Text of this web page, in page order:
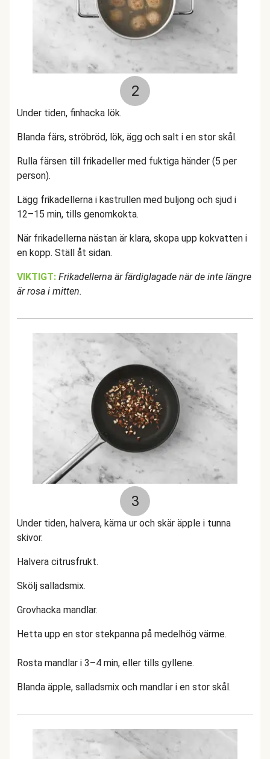
2
Under tiden, finhacka lök.
Blanda färs, ströbröd, lök, ägg och salt i en stor skål.
Rulla färsen till frikadeller med fuktiga händer (5 per
person).
Lägg frikadellerna i kastrullen med buljong och sjud i
12–15 min, tills genomkokta.
När frikadellerna nästan är klara, skopa upp kokvatten i
en kopp. Ställ åt sidan.
VIKTIGT: Frikadellerna är färdiglagade när de inte längre
är rosa i mitten.
3
Under tiden, halvera, kärna ur och skär äpple i tunna
skivor.
Halvera citrusfrukt.
Skölj salladsmix.
Grovhacka mandlar.
Hetta upp en stor stekpanna på medelhög värme.
Rosta mandlar i 3–4 min, eller tills gyllene.
Blanda äpple, salladsmix och mandlar i en stor skål.